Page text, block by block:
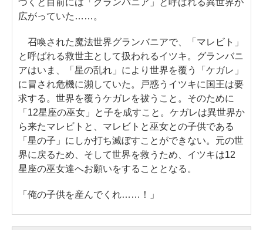
広がっていた……。
召喚された魔法世界グランバニアで、「マレビト」
と呼ばれる救世主として扱われるイツキ。グランバニ
アはいま、「星の乱れ」により世界を覆う「ケガレ」
に冒され危機に瀕していた。戸惑うイツキに国王は要
求する。世界を覆うケガレを祓うこと。そのために
「12星座の巫女」と子を成すこと。ケガレは異世界か
ら来たマレビトと、マレビトと巫女との子供である
「星の子」にしか打ち滅ぼすことができない。元の世
界に戻るため、そして世界を救うため、イツキは12
星座の巫女達へお願いをすることとなる。
「俺の子供を産んでくれ……！」